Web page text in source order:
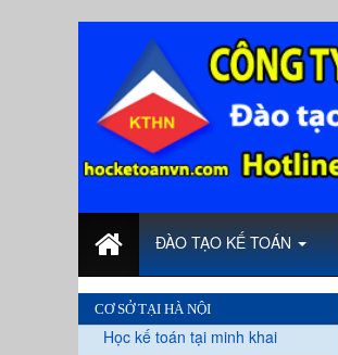
ĐÀO TẠO KẾ TOÁN
CƠ SỞ TẠI HÀ NỘI
Học kế toán tại minh khai